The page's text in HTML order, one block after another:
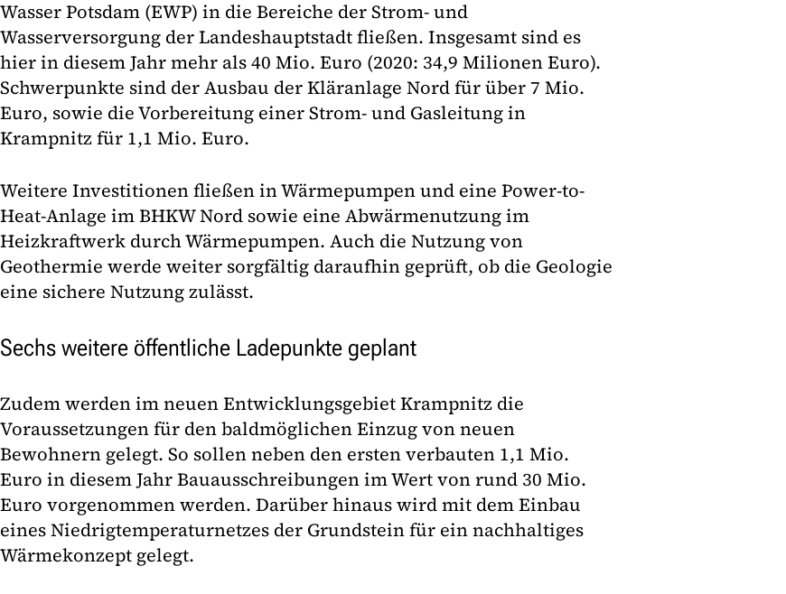
Wasser Potsdam (EWP) in die Bereiche der Strom- und
Wasserversorgung der Landeshauptstadt fließen. Insgesamt sind es
hier in diesem Jahr mehr als 40 Mio. Euro (2020: 34,9 Milionen Euro).
Schwerpunkte sind der Ausbau der Kläranlage Nord für über 7 Mio.
Euro, sowie die Vorbereitung einer Strom- und Gasleitung in
Krampnitz für 1,1 Mio. Euro.
Weitere Investitionen fließen in Wärmepumpen und eine Power-to-
Heat-Anlage im BHKW Nord sowie eine Abwärmenutzung im
Heizkraftwerk durch Wärmepumpen. Auch die Nutzung von
Geothermie werde weiter sorgfältig daraufhin geprüft, ob die Geologie
eine sichere Nutzung zulässt.
Sechs weitere öffentliche Ladepunkte geplant
Zudem werden im neuen Entwicklungsgebiet Krampnitz die
Voraussetzungen für den baldmöglichen Einzug von neuen
Bewohnern gelegt. So sollen neben den ersten verbauten 1,1 Mio.
Euro in diesem Jahr Bauausschreibungen im Wert von rund 30 Mio.
Euro vorgenommen werden. Darüber hinaus wird mit dem Einbau
eines Niedrigtemperaturnetzes der Grundstein für ein nachhaltiges
Wärmekonzept gelegt.